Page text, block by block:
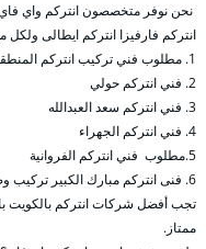
نحن نوفر متخصصون انتركم واي
انتركم فارفيزا انتركم ايطالى
1. مطلوب فني تركيب انتركم المنطقه العاشره
2. فني انتركم حولي
3. فني انتركم سعد العبدالله
4. فني انتركم الجهراء
5.مطلوب فني انتركم الفروانية
6. فنى انتركم مبارك الكبير تركيب
تجب أفضل شركات انتركم بالكويت
ممتاز.